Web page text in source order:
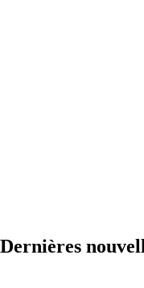
Dernières